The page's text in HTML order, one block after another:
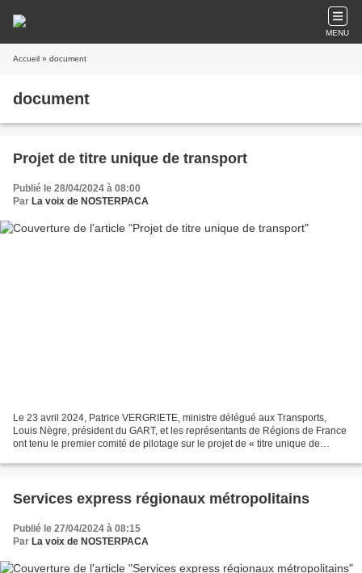
MENU
Accueil » document
document
Projet de titre unique de transport
Publié le 28/04/2024 à 08:00
Par La voix de NOSTERPACA
Le 23 avril 2024, Patrice VERGRIETE, ministre délégué aux Transports,
Louis Nègre, président du GART, et les représentants de Régions de France
ont tenu le premier comité de pilotage sur le projet de « titre unique de
Services express régionaux métropolitains
Publié le 27/04/2024 à 08:15
Par La voix de NOSTERPACA